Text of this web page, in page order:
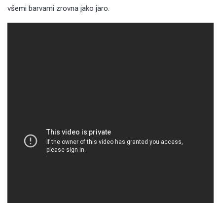
všemi barvami zrovna jako jaro.